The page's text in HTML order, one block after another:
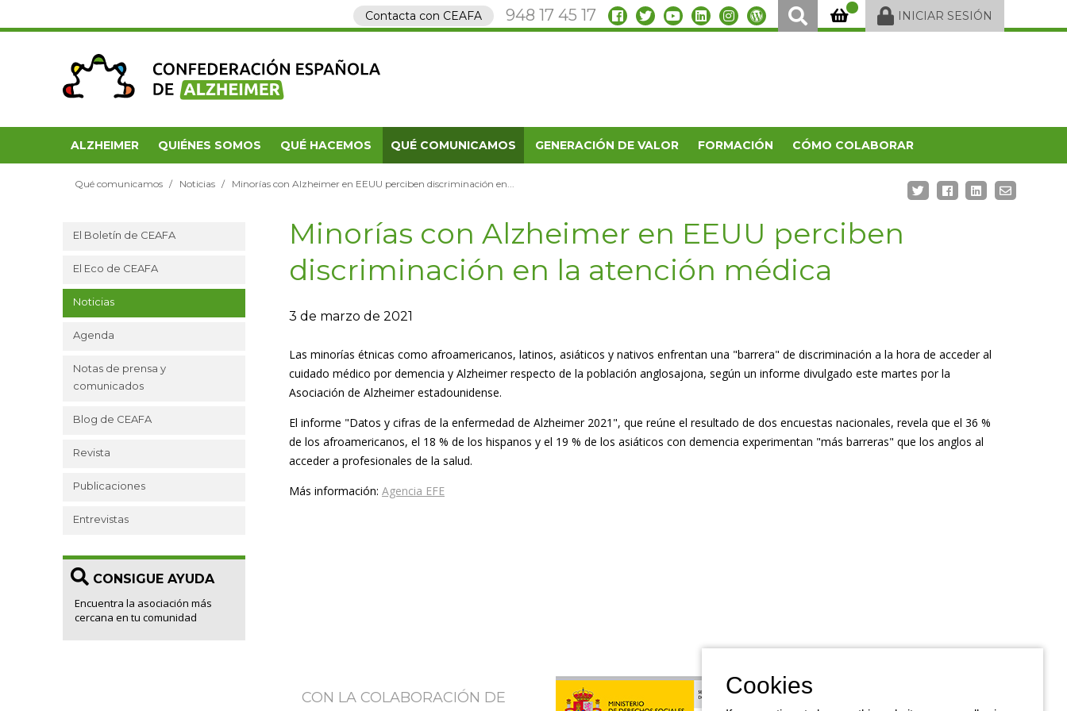
Contacta con CEAFA 948 17 45 17 INICIAR SESIÓN
ALZHEIMER QUIÉNES SOMOS QUÉ HACEMOS QUÉ COMUNICAMOS GENERACIÓN DE VALOR FORMACIÓN CÓMO COLABORAR
Qué comunicamos Noticias Minorías con Alzheimer en EEUU perciben discriminación en...
El Boletín de CEAFA
El Eco de CEAFA
Noticias
Agenda
Notas de prensa y
comunicados
Blog de CEAFA
Revista
Publicaciones
Entrevistas
CONSIGUE AYUDA
Encuentra la asociación más
cercana en tu comunidad
Minorías con Alzheimer en EEUU perciben
discriminación en la atención médica
3 de marzo de 2021
Las minorías étnicas como afroamericanos, latinos, asiáticos y nativos enfrentan una "barrera" de discriminación a la hora de acceder al
cuidado médico por demencia y Alzheimer respecto de la población anglosajona, según un informe divulgado este martes por la
Asociación de Alzheimer estadounidense.
El informe "Datos y cifras de la enfermedad de Alzheimer 2021", que reúne el resultado de dos encuestas nacionales, revela que el 36 %
de los afroamericanos, el 18 % de los hispanos y el 19 % de los asiáticos con demencia experimentan "más barreras" que los anglos al
acceder a profesionales de la salud.
Más información: Agencia EFE
CON LA COLABORACIÓN DE